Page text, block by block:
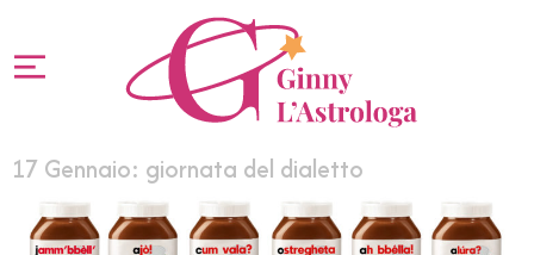
17 Gennaio: giornata del dialetto